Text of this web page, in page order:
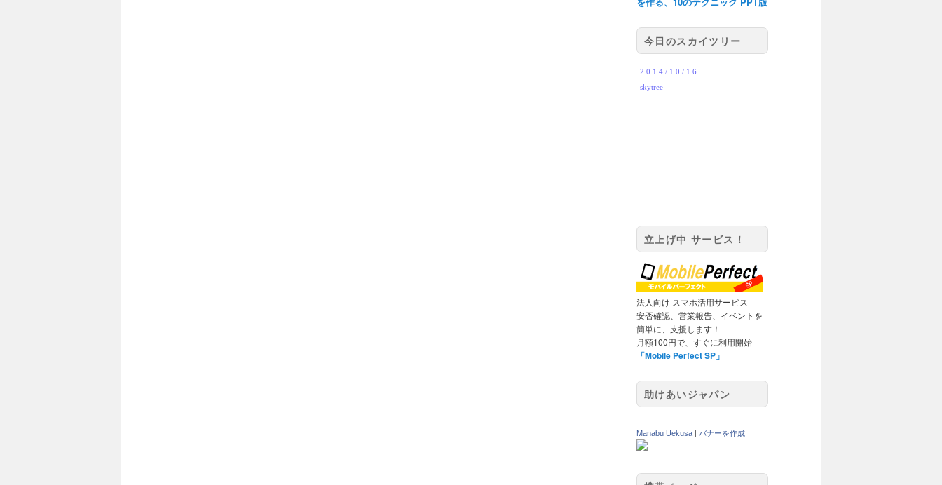
今日のスカイツリー
立上げ中 サービス！
法人向け スマホ活用サービス
安否確認、営業報告、イベントを
簡単に、支援します！
月額100円で、すぐに利用開始
「Mobile Perfect SP」
助けあいジャパン
Manabu Uekusa バナーを作成